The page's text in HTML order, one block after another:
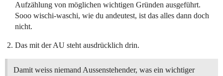
Aufzählung von möglichen wichtigen Gründen ausgeführt.
Sooo wischi-waschi, wie du andeutest, ist das alles dann doch
nicht.
Das mit der AU steht ausdrücklich drin.
Damit weiss niemand Aussenstehender, was ein wichtiger